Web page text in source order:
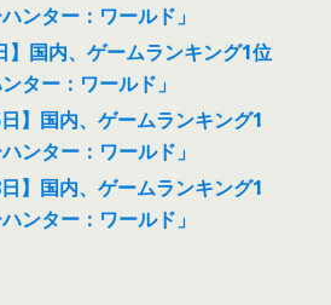
ンター：ワールド」
】国内、ゲームランキング1位
ター：ワールド」
日】国内、ゲームランキング1
ンター：ワールド」
日】国内、ゲームランキング1
ンター：ワールド」